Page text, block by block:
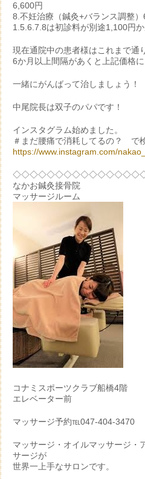
6,600円
8.不妊治療（鍼灸+バランス調整）
1.5.6.7.8は初診料が別途1,100円か
現在通院中の患者様はこれまで通
6か月以上間隔があくと上記価格に
一緒にがんばって治しましょう！
中尾院長は双子のパパです！
インスタグラム始めました。
＃まだ腰痛で消耗してるの？ で
https://www.instagram.com/
なかお鍼灸接骨院
マッサージルーム
コナミスポーツクラブ船橋4階
エレベーター前
マッサージ予約℡047-404-3470
マッサージ・オイルマッサージ・
サージが
世界一上手なサロンです。